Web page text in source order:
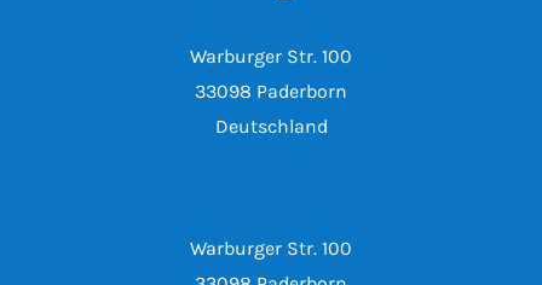
Warburger Str. 100
33098 Paderborn
Deutschland
Warburger Str. 100